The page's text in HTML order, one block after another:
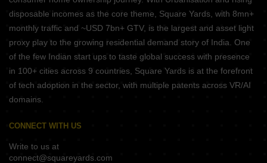
disposable incomes as the core theme, Square Yards, with 8mn+
monthly traffic and ~USD 7bn+ GTV, is the largest and asset light
proxy play to the growing residential demand story of India. One
of the few Indian start ups to taste global success with presence
in 100+ cities across 9 countries, Square Yards is at the forefront
of tech adoption in the sector, with multiple patents across VR/AI
domains.
CONNECT WITH US
Write to us at
connect@squareyards.com